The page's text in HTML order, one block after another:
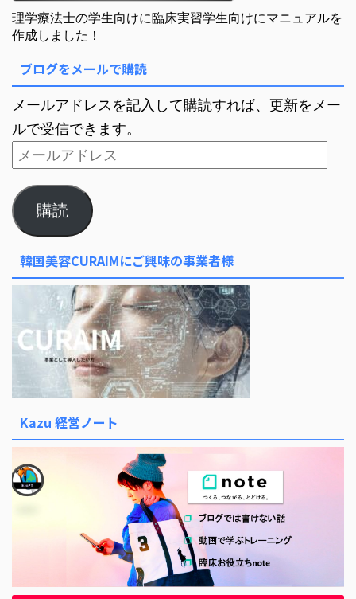
理学療法士の学生向けに臨床実習学生向けにマニュアルを
作成しました！
ブログをメールで購読
メールアドレスを記入して購読すれば、更新をメー
ルで受信できます。
購読
韓国美容CURAIMにご興味の事業者様
Kazu 経営ノート